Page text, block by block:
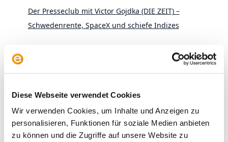
Diese Webseite verwendet Cookies
Wir verwenden Cookies, um Inhalte und Anzeigen zu
personalisieren, Funktionen für soziale Medien anbieten
zu können und die Zugriffe auf unsere Website zu
Der Presseclub mit Victor Gojdka (DIE ZEIT) –
Schwedenrente, SpaceX und schiefe Indizes
Archive
2026